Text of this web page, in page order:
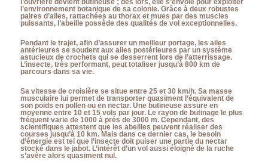
l’ouvrière devient butineuse ; dès lors, elle s’envole pour exploiter
l’environnement botanique de sa colonie. Grâce à deux robustes
paires d’ailes, rattachées au thorax et mues par des muscles
puissants, l’abeille possède des qualités de vol exceptionnelles.
Pendant le trajet, afin d’assurer un meilleur portage, les ailes
antérieures se soudent aux ailes postérieures par un système
astucieux de crochets qui se desserrent lors de l’atterrissage.
L’insecte, très performant, peut totaliser jusqu’à 800 km de
parcours dans sa vie.
Sa vitesse de croisière se situe entre 25 et 30 km/h. Sa masse
musculaire lui permet de transporter quasiment l’équivalent de
son poids en pollen ou en nectar. Une butineuse assure en
moyenne entre 10 et 15 vols par jour. Le rayon de butinage le plus
fréquent varie de 1000 à prés de 3000 m. Cependant, des
scientifiques attestent que les abeilles peuvent réaliser des
courses jusqu’à 10 km. Mais dans ce dernier cas, le besoin
d’énergie est tel que l’insecte doit puiser une partie du nectar
stocké dans le jabot. L’intérêt d’un vol aussi éloigné de la ruche
s’avère alors quasiment nul.